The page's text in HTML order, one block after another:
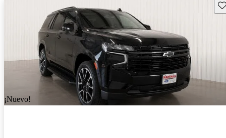
¡Nuevo!